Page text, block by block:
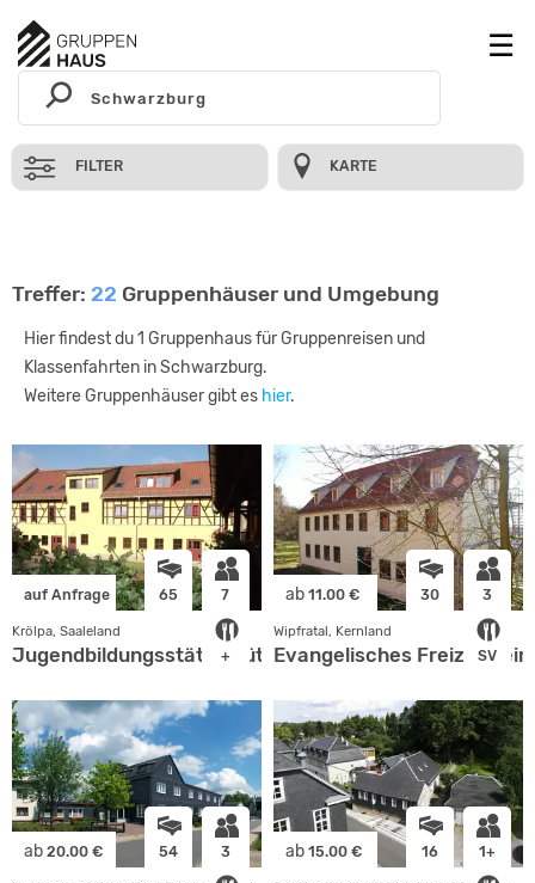
FILTER KARTE
Treffer: 22 Gruppenhäuser und Umgebung
Hier findest du 1 Gruppenhaus für Gruppenreisen und
Klassenfahrten in Schwarzburg.
Weitere Gruppenhäuser gibt es hier.
auf Anfrage 65 7
+
Krölpa, Saaleland
Jugendbildungsstätte Hütten
ab 11.00 € 30 3
SV
Wipfratal, Kernland
Evangelisches
ab 20.00 € 54 3 ab 15.00 € 16 1+